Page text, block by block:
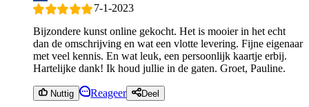
7-1-2023
Bijzondere kunst online gekocht. Het is mooier in het echt
dan de omschrijving en wat een vlotte levering. Fijne eigenaar
met veel kennis. En wat leuk, een persoonlijk kaartje erbij.
Hartelijke dank! Ik houd jullie in de gaten. Groet, Pauline.
Nuttig Reageer Deel